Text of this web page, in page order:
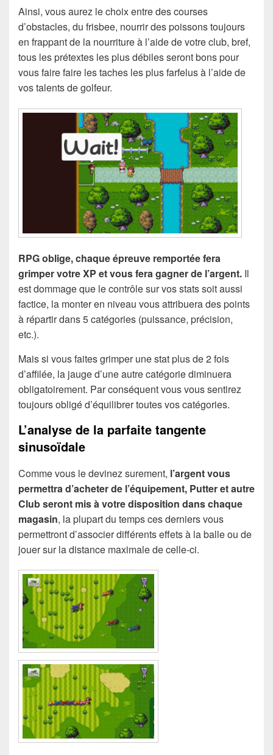
Ainsi, vous aurez le choix entre des courses
d’obstacles, du frisbee, nourrir des poissons toujours
en frappant de la nourriture à l’aide de votre club, bref,
tous les prétextes les plus débiles seront bons pour
vous faire faire les taches les plus farfelus à l’aide de
vos talents de golfeur.
RPG oblige, chaque épreuve remportée fera
grimper votre XP et vous fera gagner de l’argent. Il
est dommage que le contrôle sur vos stats soit aussi
factice, la monter en niveau vous attribuera des points
à répartir dans 5 catégories (puissance, précision,
etc.).
Mais si vous faites grimper une stat plus de 2 fois
d’affilée, la jauge d’une autre catégorie diminuera
obligatoirement. Par conséquent vous vous sentirez
toujours obligé d’équilibrer toutes vos catégories.
L’analyse de la parfaite tangente
sinusoïdale
Comme vous le devinez surement, l’argent vous
permettra d’acheter de l’équipement, Putter et autre
Club seront mis à votre disposition dans chaque
magasin, la plupart du temps ces derniers vous
permettront d’associer différents effets à la balle ou de
jouer sur la distance maximale de celle-ci.